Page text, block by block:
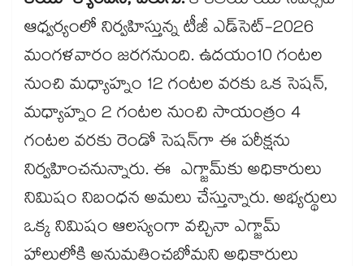
ఆధ్వర్యంలో నిర్వహిస్తున్న టీజీ ఎడ్‌‌‌‌సెట్-2026
మంగళవారం జరగనుంది. ఉదయం10 గంటల
నుంచి మధ్యాహ్నం 12 గంటల వరకు ఒక సెషన్,
మధ్యాహ్నం 2 గంటల నుంచి సాయంత్రం 4
గంటల వరకు రెండో సెషన్‌‌‌‌గా ఈ పరీక్షను
నిర్వహించనున్నారు. ఈ ఎగ్జామ్‌‌‌‌కు అధికారులు
నిమిషం నిబంధన అమలు చేస్తున్నారు. అభ్యర్థులు
ఒక్క నిమిషం ఆలస్యంగా వచ్చినా ఎగ్జామ్
హాలులోకి అనుమతించబోమని అధికారులు